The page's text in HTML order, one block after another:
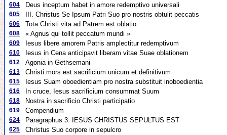
604 Deus inceptum habet in amore redemptivo universali
605 III. Christus Se Ipsum Patri Suo pro nostris obtulit peccatis
606 Tota Christi vita ad Patrem est oblatio
608 « Agnus qui tollit peccatum mundi »
609 Iesus libere amorem Patris amplectitur redemptivum
610 Iesus in Cena anticipavit liberam vitae Suae oblationem
612 Agonia in Gethsemani
613 Christi mors est sacrificium unicum et definitivum
615 Iesus Suam oboedientiam pro nostra substituit inoboedientia
616 In cruce, Iesus sacrificium consummat Suum
618 Nostra in sacrificio Christi participatio
619 Compendium
624 Paragraphus 3: IESUS CHRISTUS SEPULTUS EST
625 Christus Suo corpore in sepulcro